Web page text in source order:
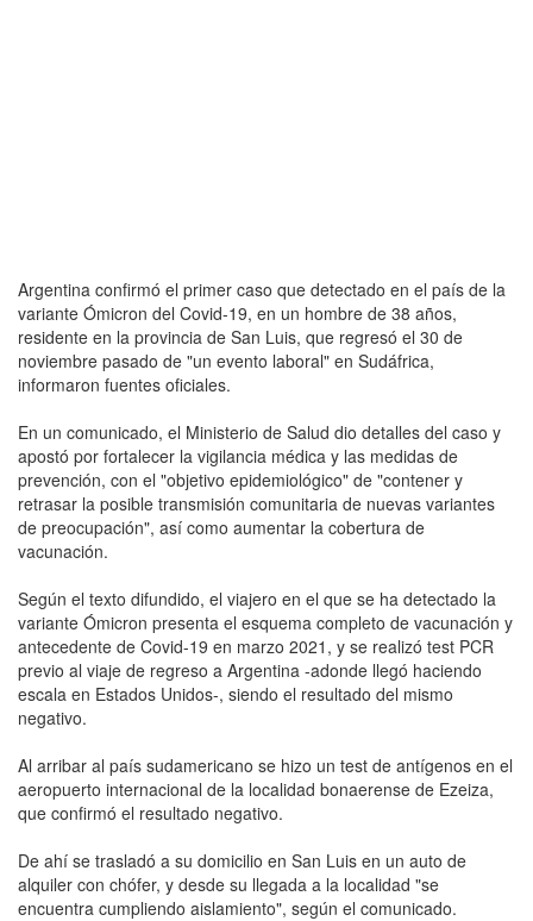
Argentina confirmó el primer caso que detectado en el país de la
variante Ómicron del Covid-19, en un hombre de 38 años,
residente en la provincia de San Luis, que regresó el 30 de
noviembre pasado de "un evento laboral" en Sudáfrica,
informaron fuentes oficiales.
En un comunicado, el Ministerio de Salud dio detalles del caso y
apostó por fortalecer la vigilancia médica y las medidas de
prevención, con el "objetivo epidemiológico" de "contener y
retrasar la posible transmisión comunitaria de nuevas variantes
de preocupación", así como aumentar la cobertura de
vacunación.
Según el texto difundido, el viajero en el que se ha detectado la
variante Ómicron presenta el esquema completo de vacunación y
antecedente de Covid-19 en marzo 2021, y se realizó test PCR
previo al viaje de regreso a Argentina -adonde llegó haciendo
escala en Estados Unidos-, siendo el resultado del mismo
negativo.
Al arribar al país sudamericano se hizo un test de antígenos en el
aeropuerto internacional de la localidad bonaerense de Ezeiza,
que confirmó el resultado negativo.
De ahí se trasladó a su domicilio en San Luis en un auto de
alquiler con chófer, y desde su llegada a la localidad "se
encuentra cumpliendo aislamiento", según el comunicado.